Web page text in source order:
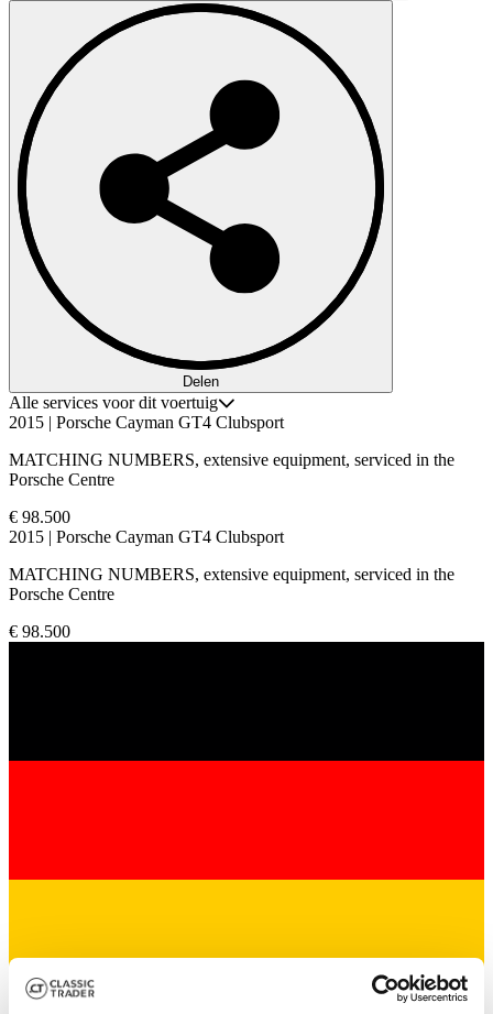
Delen
Alle services voor dit voertuig
2015 | Porsche Cayman GT4 Clubsport
MATCHING NUMBERS, extensive equipment, serviced in the
Porsche Centre
€ 98.500
2015 | Porsche Cayman GT4 Clubsport
MATCHING NUMBERS, extensive equipment, serviced in the
Porsche Centre
€ 98.500